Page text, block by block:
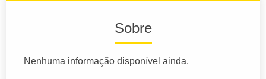
Sobre
Nenhuma informação disponível ainda.